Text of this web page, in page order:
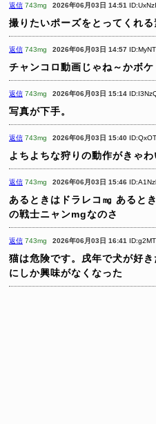
返信 743mg 2026年06月03日 14:51
撮りたいポーズをとってくれ
返信 743mg 2026年06月03日 14:57
チャンコロ動画じゃね～かボケ
返信 743mg 2026年06月03日 15:14
写真が下手。
返信 743mg 2026年06月03日 15:40
よちよちな狩りの動作がきゃわ
返信 743mg 2026年06月03日 15:46
あるときはドラレコ㎎ あると
の戦士ニャンmgなのさ
返信 743mg 2026年06月03日 16:41
猫は危険です。戌年で犬が好
にしか興味がなくなった